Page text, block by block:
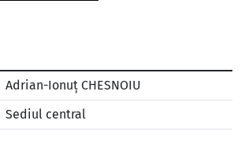
Adrian-Ionuț CHESNOIU
Sediul central